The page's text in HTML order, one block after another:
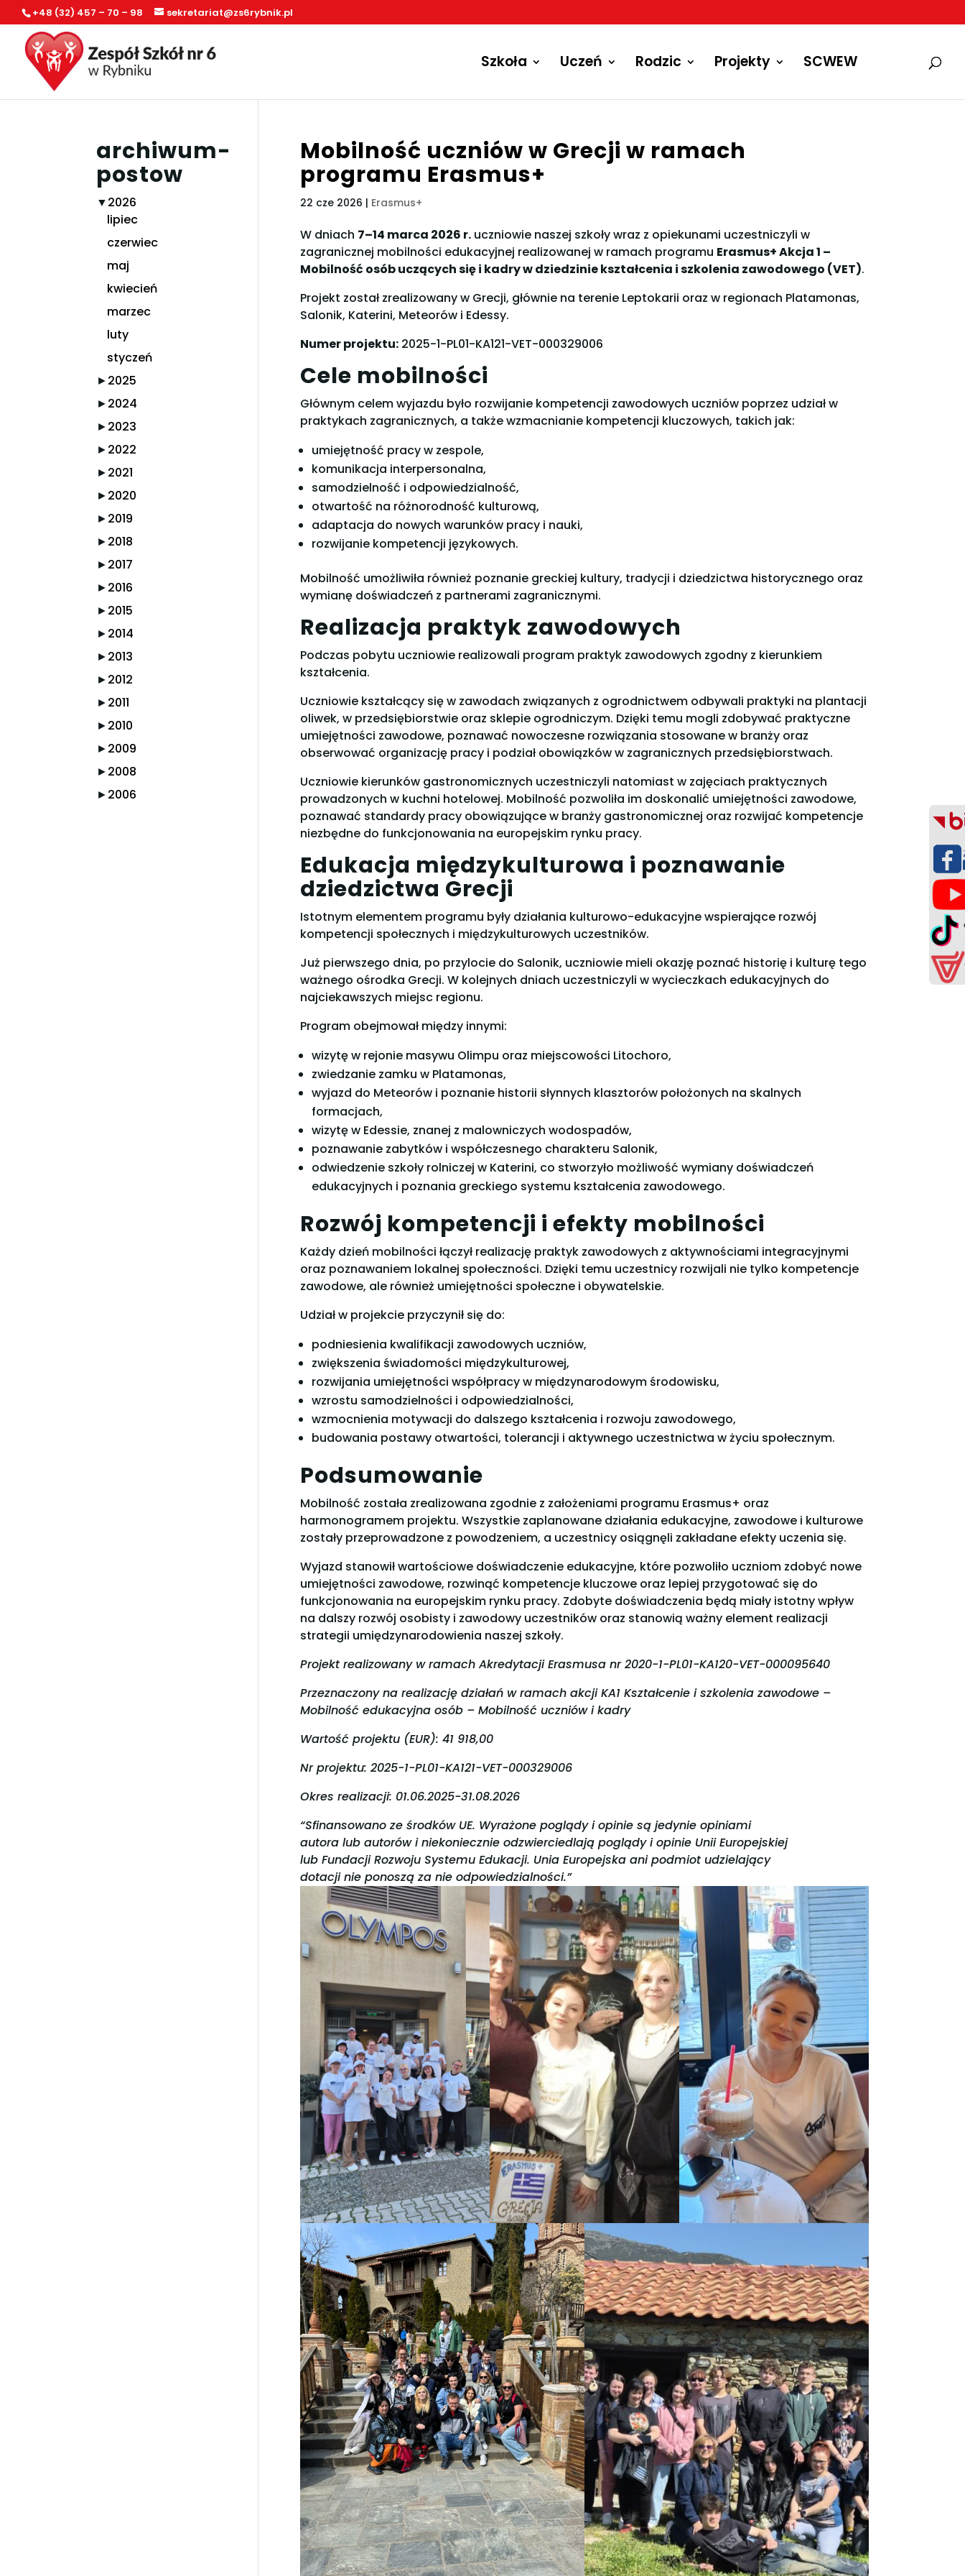
+48 (32) 457 – 70 – 98 sekretariat@zs6rybnik.pl
Szkoła Uczeń Rodzic Projekty SCWEW
Mobilność uczniów w Grecji w ramach
programu Erasmus+
22 cze 2026 | Erasmus+
W dniach 7–14 marca 2026 r.uczniowie naszej szkoły wraz z opiekunami uczestniczyli w
zagranicznej mobilności edukacyjnej realizowanej w ramach programu Erasmus+ Akcja 1 –
Mobilność osób uczących się i kadry w dziedzinie kształcenia i szkolenia zawodowego (VET).
Projekt został zrealizowany w Grecji, głównie na terenie Leptokarii oraz w regionach Platamonas,
Salonik, Katerini, Meteorów i Edessy.
Numer projektu:2025-1-PL01-KA121-VET-000329006
Cele mobilności
Głównym celem wyjazdu było rozwijanie kompetencji zawodowych uczniów poprzez udział w
praktykach zagranicznych, a także wzmacnianie kompetencji kluczowych, takich jak:
umiejętność pracy w zespole,
komunikacja interpersonalna,
samodzielność i odpowiedzialność,
otwartość na różnorodność kulturową,
adaptacja do nowych warunków pracy i nauki,
rozwijanie kompetencji językowych.
Mobilność umożliwiła również poznanie greckiej kultury, tradycji i dziedzictwa historycznego oraz
wymianę doświadczeń z partnerami zagranicznymi.
Realizacja praktyk zawodowych
Podczas pobytu uczniowie realizowali program praktyk zawodowych zgodny z kierunkiem
kształcenia.
Uczniowie kształcący się w zawodach związanych z ogrodnictwem odbywali praktyki na plantacji
oliwek, w przedsiębiorstwie oraz sklepie ogrodniczym. Dzięki temu mogli zdobywać praktyczne
umiejętności zawodowe, poznawać nowoczesne rozwiązania stosowane w branży oraz
obserwować organizację pracy i podział obowiązków w zagranicznych przedsiębiorstwach.
Uczniowie kierunków gastronomicznych uczestniczyli natomiast w zajęciach praktycznych
prowadzonych w kuchni hotelowej. Mobilność pozwoliła im doskonalić umiejętności zawodowe,
poznawać standardy pracy obowiązujące w branży gastronomicznej oraz rozwijać kompetencje
niezbędne do funkcjonowania na europejskim rynku pracy.
Edukacja międzykulturowa i poznawanie
dziedzictwa Grecji
Istotnym elementem programu były działania kulturowo-edukacyjne wspierające rozwój
kompetencji społecznych i międzykulturowych uczestników.
Już pierwszego dnia, po przylocie do Salonik, uczniowie mieli okazję poznać historię i kulturę tego
ważnego ośrodka Grecji. W kolejnych dniach uczestniczyli w wycieczkach edukacyjnych do
najciekawszych miejsc regionu.
Program obejmował między innymi:
wizytę w rejonie masywu Olimpu oraz miejscowości Litochoro,
zwiedzanie zamku w Platamonas,
wyjazd do Meteorów i poznanie historii słynnych klasztorów położonych na skalnych
formacjach,
wizytę w Edessie, znanej z malowniczych wodospadów,
poznawanie zabytków i współczesnego charakteru Salonik,
odwiedzenie szkoły rolniczej w Katerini, co stworzyło możliwość wymiany doświadczeń
edukacyjnych i poznania greckiego systemu kształcenia zawodowego.
Rozwój kompetencji i efekty mobilności
Każdy dzień mobilności łączył realizację praktyk zawodowych z aktywnościami integracyjnymi
oraz poznawaniem lokalnej społeczności. Dzięki temu uczestnicy rozwijali nie tylko kompetencje
zawodowe, ale również umiejętności społeczne i obywatelskie.
Udział w projekcie przyczynił się do:
podniesienia kwalifikacji zawodowych uczniów,
zwiększenia świadomości międzykulturowej,
rozwijania umiejętności współpracy w międzynarodowym środowisku,
wzrostu samodzielności i odpowiedzialności,
wzmocnienia motywacji do dalszego kształcenia i rozwoju zawodowego,
budowania postawy otwartości, tolerancji i aktywnego uczestnictwa w życiu społecznym.
Podsumowanie
Mobilność została zrealizowana zgodnie z założeniami programu Erasmus+ oraz
harmonogramem projektu. Wszystkie zaplanowane działania edukacyjne, zawodowe i kulturowe
zostały przeprowadzone z powodzeniem, a uczestnicy osiągnęli zakładane efekty uczenia się.
Wyjazd stanowił wartościowe doświadczenie edukacyjne, które pozwoliło uczniom zdobyć nowe
umiejętności zawodowe, rozwinąć kompetencje kluczowe oraz lepiej przygotować się do
funkcjonowania na europejskim rynku pracy. Zdobyte doświadczenia będą miały istotny wpływ
na dalszy rozwój osobisty i zawodowy uczestników oraz stanowią ważny element realizacji
strategii umiędzynarodowienia naszej szkoły.
Projekt realizowany w ramach Akredytacji Erasmusa nr 2020-1-PL01-KA120-VET-000095640
Przeznaczony na realizację działań w ramach akcji KA1 Kształcenie i szkolenia zawodowe –
Mobilność edukacyjna osób – Mobilność uczniów i kadry
Wartość projektu (EUR): 41 918,00
Nr projektu: 2025-1-PL01-KA121-VET-000329006
Okres realizacji: 01.06.2025-31.08.2026
“Sfinansowano ze środków UE. Wyrażone poglądy i opinie są jedynie opiniami
autora lub autorów i niekoniecznie odzwierciedlają poglądy i opinie Unii Europejskiej
lub Fundacji Rozwoju Systemu Edukacji. Unia Europejska ani podmiot udzielający
dotacji nie ponoszą za nie odpowiedzialności.”
archiwum-
postow
▼2026
lipiec
czerwiec
maj
kwiecień
marzec
luty
styczeń
►2025
►2024
►2023
►2022
►2021
►2020
►2019
►2018
►2017
►2016
►2015
►2014
►2013
►2012
►2011
►2010
►2009
►2008
►2006